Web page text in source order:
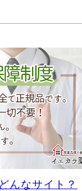
んなサイト？